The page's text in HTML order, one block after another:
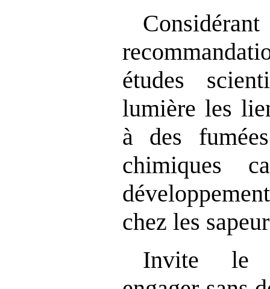
études
lumière les
à des
chimiques
chez les
Invite le